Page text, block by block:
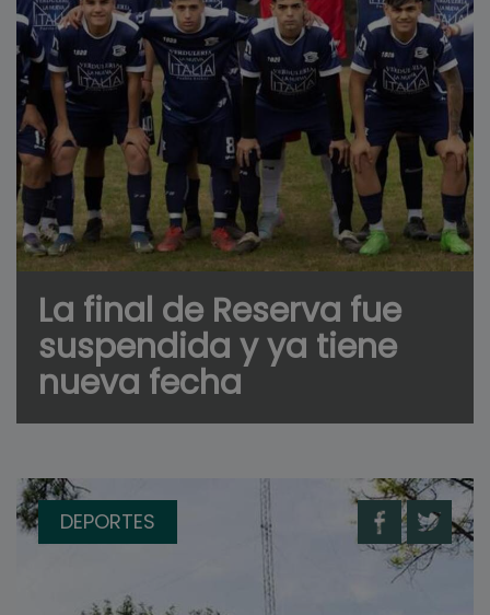
La final de Reserva fue
suspendida y ya tiene
nueva fecha
DEPORTES